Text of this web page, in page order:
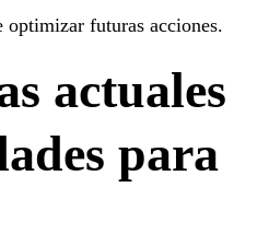
futuras acciones.
actuales
para